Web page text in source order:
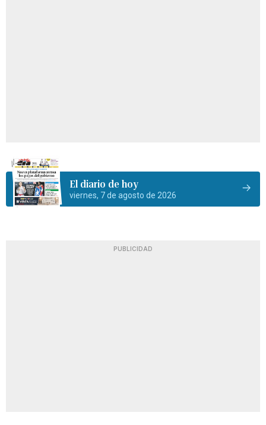
El diario de hoy
viernes, 7 de agosto de 2026
PUBLICIDAD